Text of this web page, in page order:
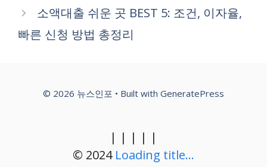
소액대출 쉬운 곳 BEST 5: 조건, 이자율,
빠른 신청 방법 총정리
© 2026 뉴스인포 • Built with GeneratePress
| | | | |
© 2024 Loading title...